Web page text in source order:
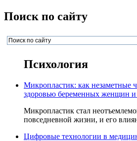
Поиск по сайту
Психология
Микропластик: как незаметные
здоровью беременных женщин и
Микропластик стал
повседневной жизни, и его
Цифровые технологии в